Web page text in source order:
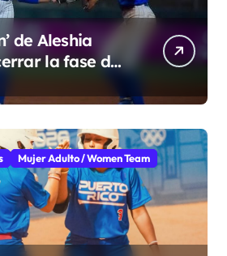
de Aleshia
la fase de
Mujer Adulto / Women Team